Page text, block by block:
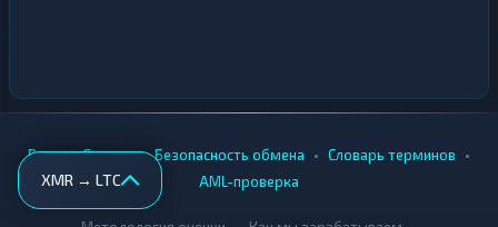
XMR → LTC
Вики • Города • Безопасность обмена • Словарь терминов •
AML-проверка